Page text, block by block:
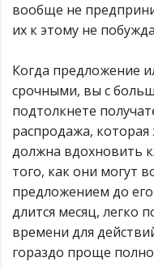
вообще не
их к этому не
Когда предложение
срочными, вы с
подтолкнете
распродажа, которая
должна вдохновить
того, как они могут
предложением до
длится месяц, легко
времени для
гораздо проще